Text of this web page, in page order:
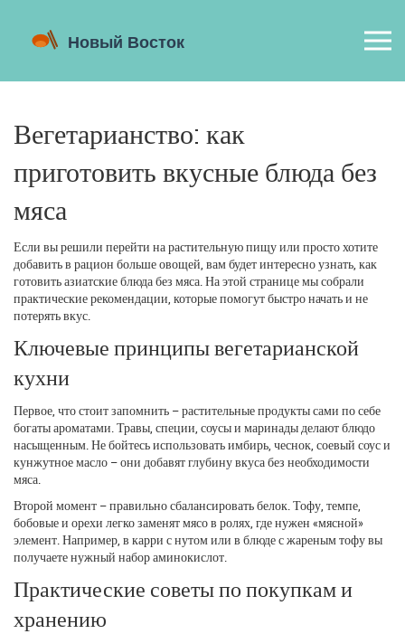
Вегетарианство: как
приготовить вкусные блюда без
мяса
Если вы решили перейти на растительную пищу или просто хотите
добавить в рацион больше овощей, вам будет интересно узнать, как
готовить азиатские блюда без мяса. На этой странице мы собрали
практические рекомендации, которые помогут быстро начать и не
потерять вкус.
Ключевые принципы вегетарианской
кухни
Первое, что стоит запомнить – растительные продукты сами по себе
богаты ароматами. Травы, специи, соусы и маринады делают блюдо
насыщенным. Не бойтесь использовать имбирь, чеснок, соевый соус и
кунжутное масло – они добавят глубину вкуса без необходимости
мяса.
Второй момент – правильно сбалансировать белок. Тофу, темпе,
бобовые и орехи легко заменят мясо в ролях, где нужен «мясной»
элемент. Например, в карри с нутом или в блюде с жареным тофу вы
получаете нужный набор аминокислот.
Практические советы по покупкам и
хранению